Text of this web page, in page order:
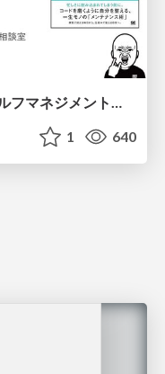
サステナブルな成長を支えるセルフマネジメントの技術/Self Management skill for growth
1 640